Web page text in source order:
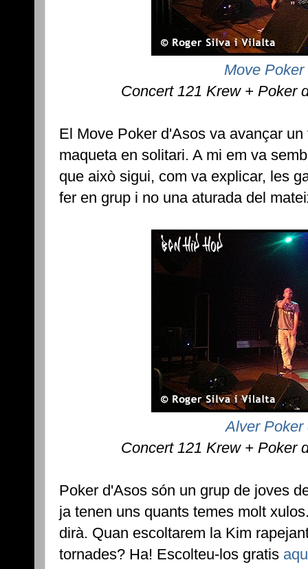
Move
Concert 121 Krew + Poker
El Move Poker d'Asos va avançar
maqueta en solitari. A mi em va
que això sigui, com va explicar, les
fer en grup i no una aturada del
Alver Poker
Concert 121 Krew + Poker
Poker d'Asos són un grup de joves
ja tenen uns quants temes molt
dirà. Quan escoltarem la Kim
tornades? Ha! Escolteu-los gratis